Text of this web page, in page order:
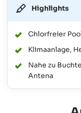
Highlights
Chlorfreier
Klimaanlage,
Nahe zu
Antena